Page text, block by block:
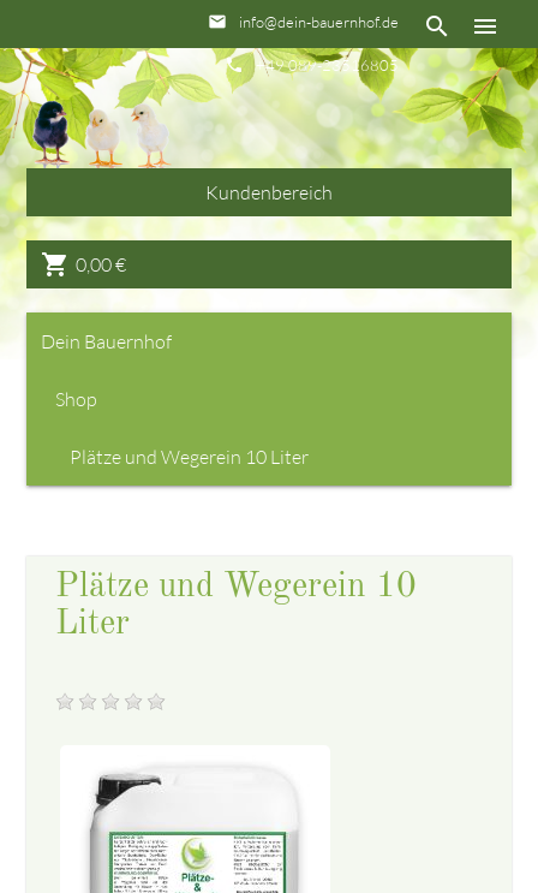
menu
search
email info@dein-bauernhof.de
phone +49 089-23516805
Kundenbereich
shopping_cart 0,00€
Dein Bauernhof
Shop
Plätze und Wegerein 10 Liter
Plätze und Wegerein 10
Liter